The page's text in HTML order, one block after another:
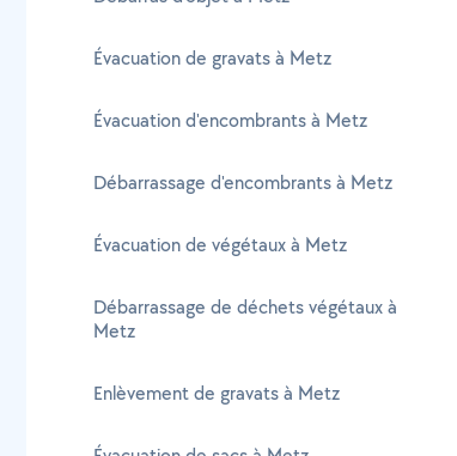
Évacuation de gravats à Metz
Évacuation d'encombrants à Metz
Débarrassage d'encombrants à Metz
Évacuation de végétaux à Metz
Débarrassage de déchets végétaux à
Metz
Enlèvement de gravats à Metz